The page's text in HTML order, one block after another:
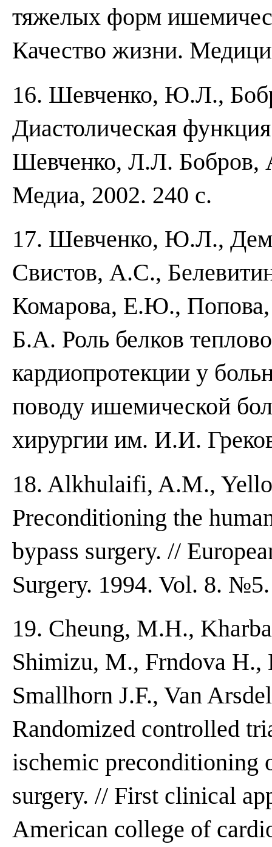
тяжелых форм
Качество жизни.
16. Шевченко, Ю.Л.,
Диастолическая
Шевченко, Л.Л.
Медиа, 2002. 240 с.
17. Шевченко, Ю.Л.,
Свистов, А.С.,
Комарова, Е.Ю.,
Б.А. Роль белков
кардиопротекции у
поводу ишемической
хирургии им. И.И.
18. Alkhulaifi, A.M.,
Preconditioning the
bypass surgery. //
Surgery. 1994. Vol. 8.
19. Cheung, M.H.,
Shimizu, M., Frndova
Smallhorn J.F., Van
Randomized controlled
ischemic preconditioning
surgery. // First clinical
American college of